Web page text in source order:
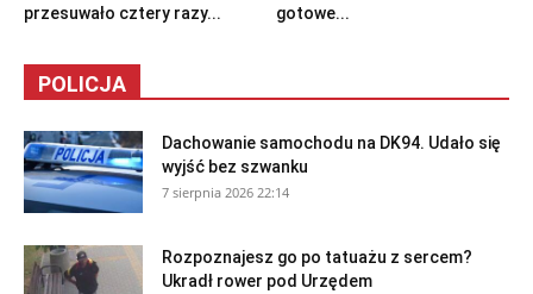
przesuwało cztery razy...
gotowe...
POLICJA
Dachowanie samochodu na DK94. Udało się
wyjść bez szwanku
7 sierpnia 2026 22:14
Rozpoznajesz go po tatuażu z sercem?
Ukradł rower pod Urzędem